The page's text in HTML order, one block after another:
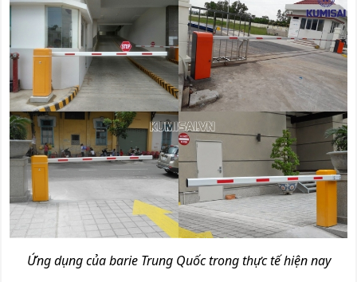
Ứng dụng của barie Trung Quốc trong thực tế hiện nay